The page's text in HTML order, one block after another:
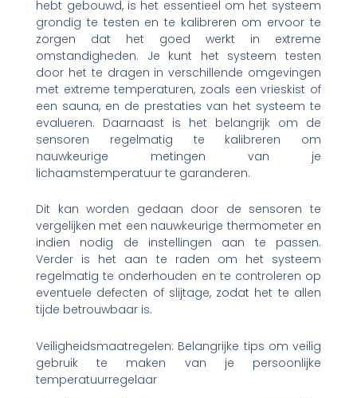
hebt gebouwd, is het essentieel om het systeem
grondig te testen en te kalibreren om ervoor te
zorgen dat het goed werkt in extreme
omstandigheden. Je kunt het systeem testen
door het te dragen in verschillende omgevingen
met extreme temperaturen, zoals een vrieskist of
een sauna, en de prestaties van het systeem te
evalueren. Daarnaast is het belangrijk om de
sensoren regelmatig te kalibreren om
nauwkeurige metingen van je
lichaamstemperatuur te garanderen.
Dit kan worden gedaan door de sensoren te
vergelijken met een nauwkeurige thermometer en
indien nodig de instellingen aan te passen.
Verder is het aan te raden om het systeem
regelmatig te onderhouden en te controleren op
eventuele defecten of slijtage, zodat het te allen
tijde betrouwbaar is.
Veiligheidsmaatregelen: Belangrijke tips om veilig
gebruik te maken van je persoonlijke
temperatuurregelaar